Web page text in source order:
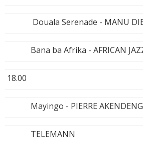
Douala Serenade - MANU
Bana ba Afrika - AFRICAN
18.00
Mayingo - PIERRE
TELEMANN